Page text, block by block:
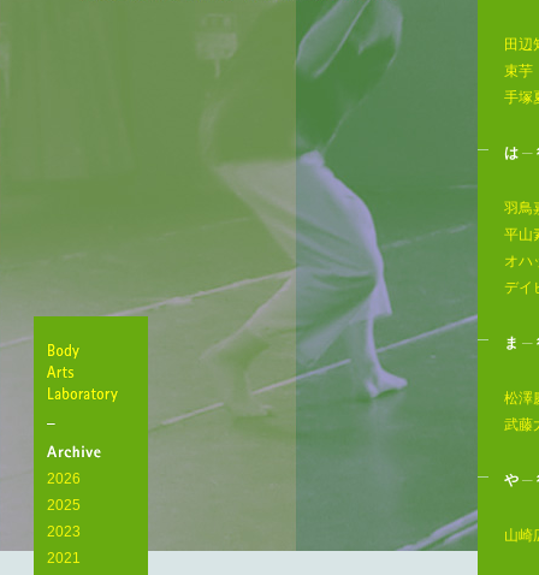
Body
Arts
Laboratory
2026
2025
2023
2021
田辺
束芋
手塚
は ─
羽鳥
平山
オハ
デイ
ま ─
松澤
武藤
や ─
山崎